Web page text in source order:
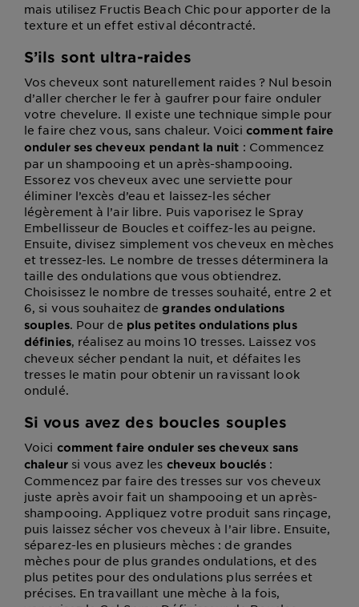
mais utilisez Fructis Beach Chic pour apporter de la
texture et un effet estival décontracté.
S’ils sont ultra-raides
Vos cheveux sont naturellement raides ? Nul besoin
d’aller chercher le fer à gaufrer pour faire onduler
votre chevelure. Il existe une technique simple pour
le faire chez vous, sans chaleur. Voicicomment faire
onduler ses cheveux pendant la nuit : Commencez
par un shampooing et un après-shampooing.
Essorez vos cheveux avec une serviette pour
éliminer l’excès d’eau et laissez-les sécher
légèrement à l’air libre. Puis vaporisez le Spray
Embellisseur de Boucles et coiffez-les au peigne.
Ensuite, divisez simplement vos cheveux en mèches
et tressez-les. Le nombre de tresses déterminera la
taille des ondulations que vous obtiendrez.
Choisissez le nombre de tresses souhaité, entre 2 et
6, si vous souhaitez degrandes ondulations
souples. Pour de plus petites ondulations plus
définies, réalisez au moins 10 tresses. Laissez vos
cheveux sécher pendant la nuit, et défaites les
tresses le matin pour obtenir un ravissant look
ondulé.
Si vous avez des boucles souples
Voici comment faire onduler ses cheveux sans
chaleursi vous avez les cheveux bouclés :
Commencez par faire des tresses sur vos cheveux
juste après avoir fait un shampooing et un après-
shampooing. Appliquez votre produit sans rinçage,
puis laissez sécher vos cheveux à l’air libre. Ensuite,
séparez-les en plusieurs mèches : de grandes
mèches pour de plus grandes ondulations, et des
plus petites pour des ondulations plus serrées et
précises. En travaillant une mèche à la fois,